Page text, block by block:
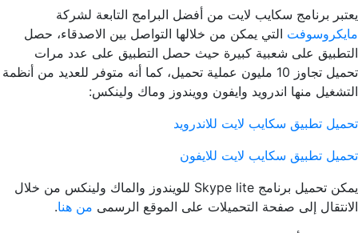
يعتبر برنامج سكايب لايت من أفضل البرامج التابعة لشركة
مايكروسوفت التي يمكن من خلالها التواصل بين الاصدقاء، حصل
التطبيق على شعبية كبيرة حيث حصل التطبيق على عدد مرات
تحميل تجاوز 10 مليون عملية تحميل، كما أنه متوفر للعديد من أنظمة
التشغيل منها اندرويد وايفون وويندوز وماك ولينكس:
تحميل تطبيق سكايب لايت للاندرويد
تحميل تطبيق سكايب لايت للايفون
يمكن تحميل برنامج Skype lite للويندوز والماك ولينكس من خلال
الانتقال إلى صفحة التحميلات على الموقع الرسمى من هنا.